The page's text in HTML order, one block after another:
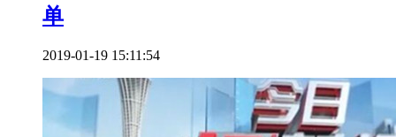
单
2019-01-19 15:11:54